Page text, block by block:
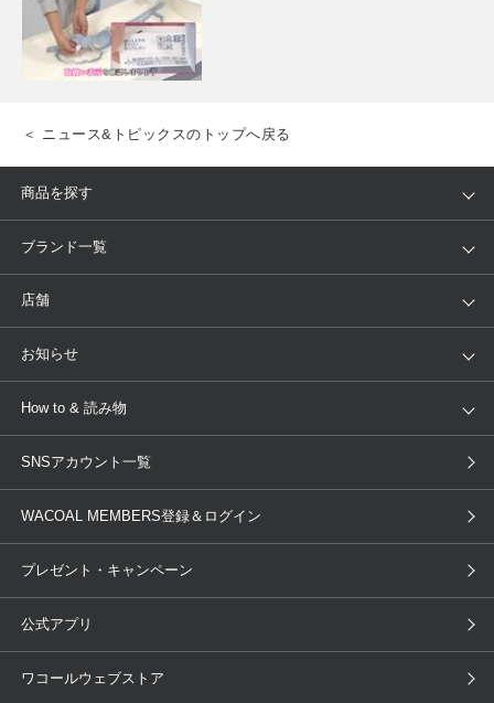
＜ ニュース&トピックスのトップへ戻る
商品を探す
アイテム
トピックス
ブランド一覧
WACOAL
AMPHI une nana cool
OUR WACOAL
WACOAL Remamma
Licensed Brands
店舗
店舗を探す
ブラ無料診断
3Dボディスキャン
お知らせ
新着情報
商品回収
ニュース＆トピックス
How to & 読み物
下着の基礎知識
ブラパン ワコールスタイル
大人の工場見学inベトナム 人間科学研究開発センター見学
店舗体験記（マンガ）
ワコールカルネアプリ使い方ガイ
SNSアカウント一覧
WACOAL MEMBERS登録＆ログイン
プレゼント・キャンペーン
公式アプリ
ワコールウェブストア